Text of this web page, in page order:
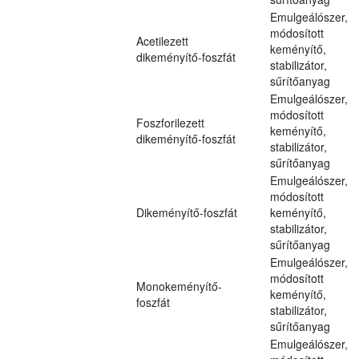
Acetilezett
dikeményítő-foszfát
Emulgeálószer,
módosított
keményítő,
stabilizátor,
sűrítőanyag
Foszforilezett
dikeményítő-foszfát
Emulgeálószer,
módosított
keményítő,
stabilizátor,
sűrítőanyag
Dikeményítő-foszfát
Emulgeálószer,
módosított
keményítő,
stabilizátor,
sűrítőanyag
Monokeményítő-
foszfát
Emulgeálószer,
módosított
keményítő,
stabilizátor,
sűrítőanyag
Emulgeálószer,